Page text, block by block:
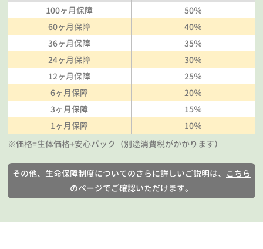
100ヶ月保障
50％
60ヶ月保障
40％
36ヶ月保障
35％
24ヶ月保障
30％
12ヶ月保障
25％
6ヶ月保障
20％
3ヶ月保障
15％
1ヶ月保障
10％
※価格=生体価格+安心パック（別途消費税がかかります）
その他、生命保障制度についてのさらに詳しいご説明は、 こちら
のページでご確認いただけます。